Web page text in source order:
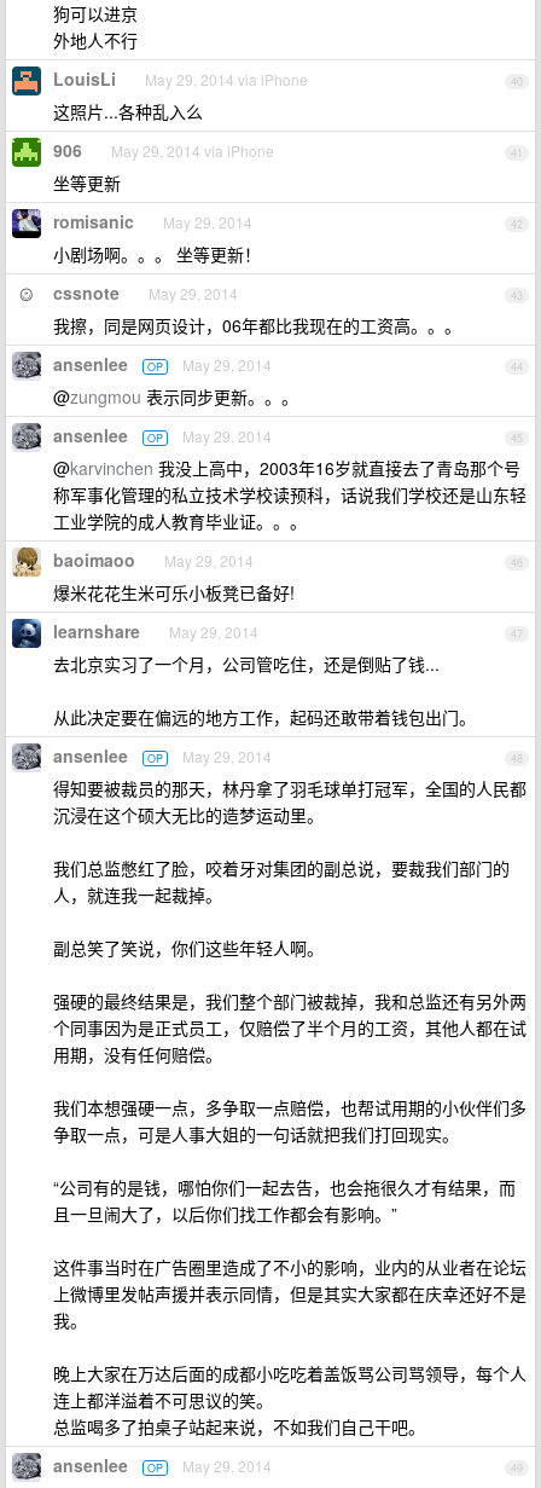
狗可以进京
外地人不行
40
LouisLi May 29, 2014 via iPhone
这照片...各种乱入么
41
906 May 29, 2014 via iPhone
坐等更新
42
romisanic May 29, 2014
小剧场啊。。。 坐等更新！
43
cssnote May 29, 2014
我擦，同是网页设计，06年都比我现在的工资高。。。
44
ansenlee OP May 29, 2014
@zungmou 表示同步更新。。。
45
ansenlee OP May 29, 2014
@karvinchen 我没上高中，2003年16岁就直接去了青岛那个号
称军事化管理的私立技术学校读预科，话说我们学校还是山东轻
工业学院的成人教育毕业证。。。
46
baoimaoo May 29, 2014
爆米花花生米可乐小板凳已备好!
47
learnshare May 29, 2014
去北京实习了一个月，公司管吃住，还是倒贴了钱...
从此决定要在偏远的地方工作，起码还敢带着钱包出门。
48
ansenlee OP May 29, 2014
得知要被裁员的那天，林丹拿了羽毛球单打冠军，全国的人民都
沉浸在这个硕大无比的造梦运动里。
我们总监憋红了脸，咬着牙对集团的副总说，要裁我们部门的
人，就连我一起裁掉。
副总笑了笑说，你们这些年轻人啊。
强硬的最终结果是，我们整个部门被裁掉，我和总监还有另外两
个同事因为是正式员工，仅赔偿了半个月的工资，其他人都在试
用期，没有任何赔偿。
我们本想强硬一点，多争取一点赔偿，也帮试用期的小伙伴们多
争取一点，可是人事大姐的一句话就把我们打回现实。
“公司有的是钱，哪怕你们一起去告，也会拖很久才有结果，而
且一旦闹大了，以后你们找工作都会有影响。”
这件事当时在广告圈里造成了不小的影响，业内的从业者在论坛
上微博里发帖声援并表示同情，但是其实大家都在庆幸还好不是
我。
晚上大家在万达后面的成都小吃吃着盖饭骂公司骂领导，每个人
连上都洋溢着不可思议的笑。
总监喝多了拍桌子站起来说，不如我们自己干吧。
49
ansenlee OP May 29, 2014